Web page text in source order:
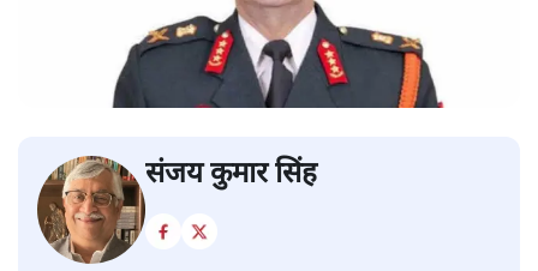
संजय कुमार सिंह